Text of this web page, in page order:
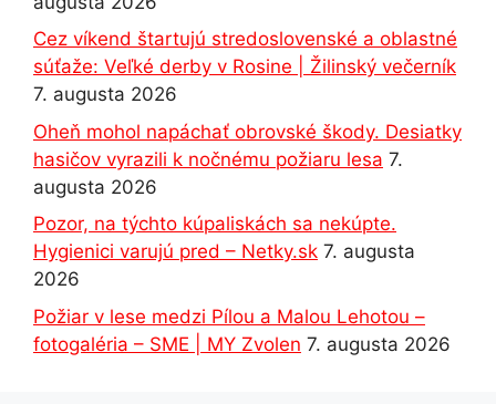
Cez víkend štartujú stredoslovenské a oblastné
súťaže: Veľké derby v Rosine | Žilinský večerník
7. augusta 2026
Oheň mohol napáchať obrovské škody. Desiatky
hasičov vyrazili k nočnému požiaru lesa 7.
augusta 2026
Pozor, na týchto kúpaliskách sa nekúpte.
Hygienici varujú pred – Netky.sk 7. augusta
2026
Požiar v lese medzi Pílou a Malou Lehotou –
fotogaléria – SME | MY Zvolen 7. augusta 2026